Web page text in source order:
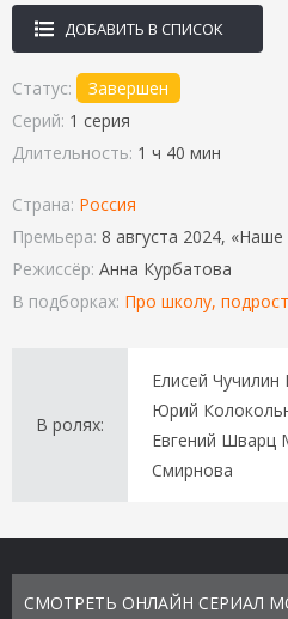
ДОБАВИТЬ В СПИСОК
Статус:
Завершен
Серий: 1 серия
Длительность: 1 ч 40 мин
Страна: Россия
Премьера: 8 августа 2024,
Режиссёр: Анна Курбатова
В подборках: Про школу,
В ролях:
Елисей
Юрий
Евгений Шварц
Смирнова
СМОТРЕТЬ ОНЛАЙН СЕРИАЛ